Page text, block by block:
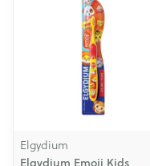
Elgydium
Elgydium Emoji Kids